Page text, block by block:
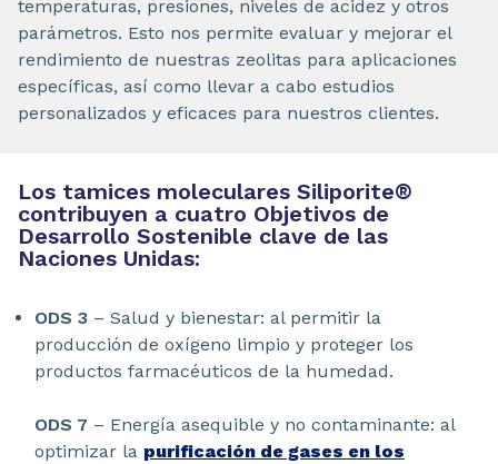
temperaturas, presiones, niveles de acidez y otros
parámetros. Esto nos permite evaluar y mejorar el
rendimiento de nuestras zeolitas para aplicaciones
específicas, así como llevar a cabo estudios
personalizados y eficaces para nuestros clientes.
Los tamices moleculares Siliporite®
contribuyen a cuatro Objetivos de
Desarrollo Sostenible clave de las
Naciones Unidas:
ODS 3 – Salud y bienestar: al permitir la
producción de oxígeno limpio y proteger los
productos farmacéuticos de la humedad.
ODS 7 – Energía asequible y no contaminante: al
optimizar la purificación de gases en los